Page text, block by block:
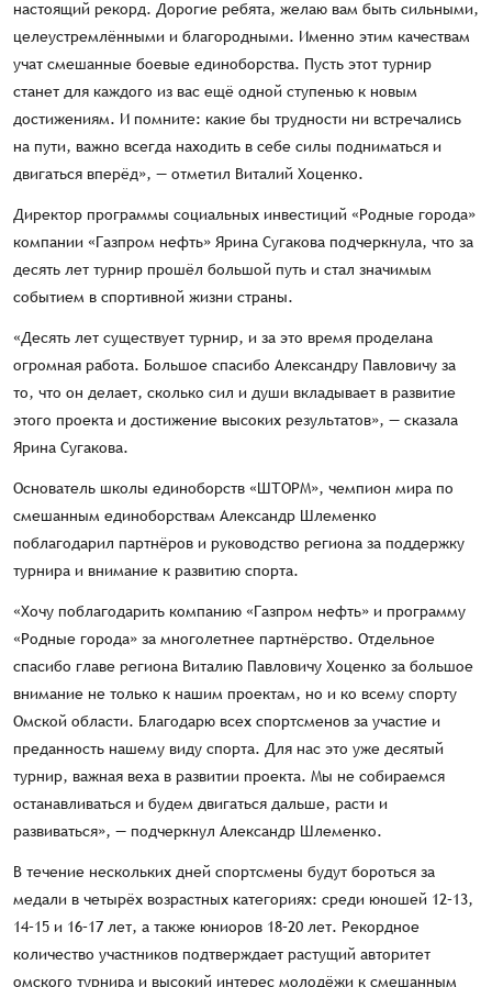
настоящий рекорд. Дорогие ребята, желаю вам быть сильными,
целеустремлёнными и благородными. Именно этим качествам
учат смешанные боевые единоборства. Пусть этот турнир
станет для каждого из вас ещё одной ступенью к новым
достижениям. И помните: какие бы трудности ни встречались
на пути, важно всегда находить в себе силы подниматься и
двигаться вперёд», — отметил Виталий Хоценко.
Директор программы социальных инвестиций «Родные города»
компании «Газпром нефть» Ярина Сугакова подчеркнула, что за
десять лет турнир прошёл большой путь и стал значимым
событием в спортивной жизни страны.
«Десять лет существует турнир, и за это время проделана
огромная работа. Большое спасибо Александру Павловичу за
то, что он делает, сколько сил и души вкладывает в развитие
этого проекта и достижение высоких результатов», — сказала
Ярина Сугакова.
Основатель школы единоборств «ШТОРМ», чемпион мира по
смешанным единоборствам Александр Шлеменко
поблагодарил партнёров и руководство региона за поддержку
турнира и внимание к развитию спорта.
«Хочу поблагодарить компанию «Газпром нефть» и программу
«Родные города» за многолетнее партнёрство. Отдельное
спасибо главе региона Виталию Павловичу Хоценко за большое
внимание не только к нашим проектам, но и ко всему спорту
Омской области. Благодарю всех спортсменов за участие и
преданность нашему виду спорта. Для нас это уже десятый
турнир, важная веха в развитии проекта. Мы не собираемся
останавливаться и будем двигаться дальше, расти и
развиваться», — подчеркнул Александр Шлеменко.
В течение нескольких дней спортсмены будут бороться за
медали в четырёх возрастных категориях: среди юношей 12–13,
14–15 и 16–17 лет, а также юниоров 18–20 лет. Рекордное
количество участников подтверждает растущий авторитет
омского турнира и высокий интерес молодёжи к смешанным